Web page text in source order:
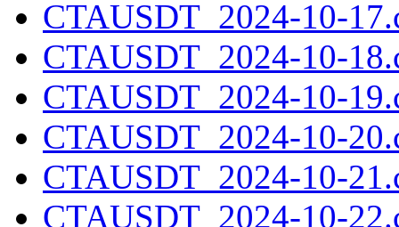
CTAUSDT_2024-10-
CTAUSDT_2024-10-
CTAUSDT_2024-10-
CTAUSDT_2024-10-
CTAUSDT_2024-10-
CTAUSDT_2024-10-